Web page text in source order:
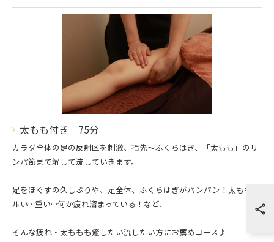
太もも付き 75分
カラダ全体の足の反射区を刺激、指先〜ふくらはぎ、「太もも」のリ
ンパ節まで解して流していきます。
足をほぐすの久しぶりや、足全体、ふくらはぎがパンパン！太ももダ
ルい…重い…何か疲れ溜まっている！など、
そんな疲れ・太ももも癒したい流したい方にお薦めコース♪